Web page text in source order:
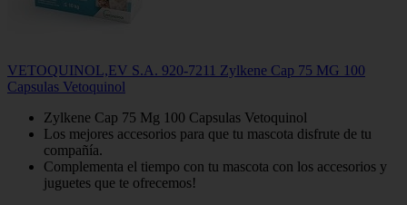
VETOQUINOL,EV S.A. 920-7211 Zylkene Cap 75 MG 100
Capsulas Vetoquinol
Zylkene Cap 75 Mg 100 Capsulas Vetoquinol
Los mejores accesorios para que tu mascota disfrute de tu
compañía.
Complementa el tiempo con tu mascota con los accesorios y
juguetes que te ofrecemos!